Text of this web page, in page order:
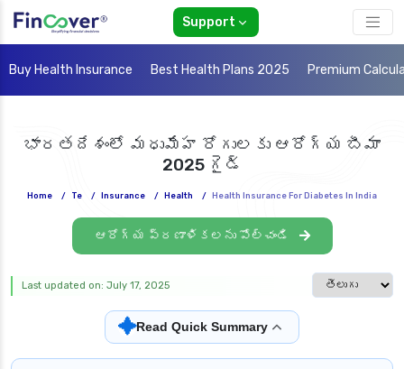
Support
Buy Health Insurance Best Health Plans 2025 Premium
భారతదేశంలో మధుమేహ రోగులకు ఆరోగ్య బీమా
2025 గైడ్
Home / Te / Insurance / Health / Health Insurance For Diabetes In India
ఆరోగ్య ప్రణాళికలను పోల్చండి
Select
Last updated on: July 17, 2025
✦Read Quick Summary